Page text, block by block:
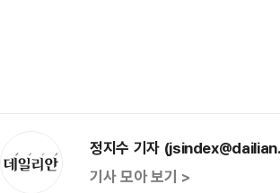
정지수 기자
기사 모아 보기 >